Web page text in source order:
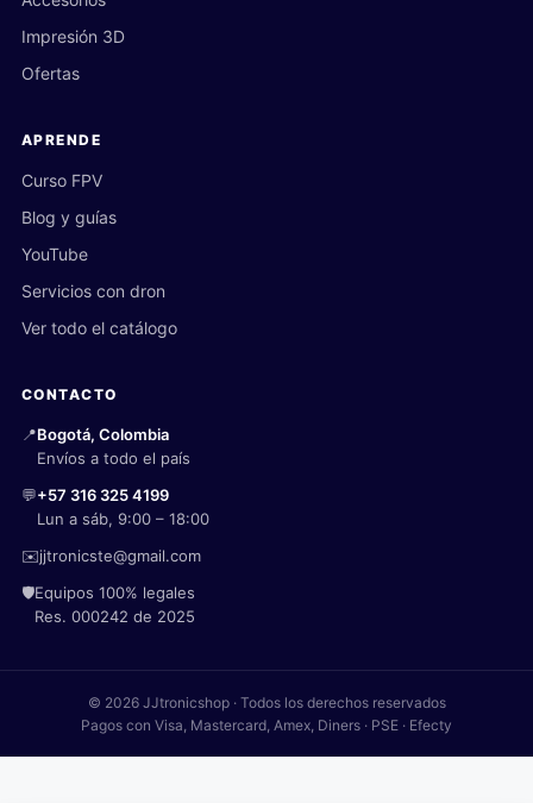
Impresión 3D
Ofertas
APRENDE
Curso FPV
Blog y guías
YouTube
Servicios con dron
Ver todo el catálogo
CONTACTO
📍Bogotá, Colombia
Envíos a todo el país
💬+57 316 325 4199
Lun a sáb, 9:00 – 18:00
✉️jjtronicste@gmail.com
🛡️Equipos 100% legales
Res. 000242 de 2025
© 2026 JJtronicshop · Todos los derechos reservados
Pagos con Visa, Mastercard, Amex, Diners · PSE · Efecty